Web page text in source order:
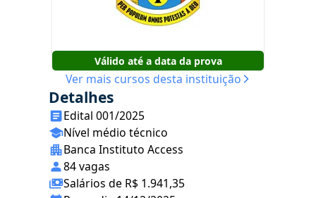
Válido até a data da prova
Ver mais cursos desta instituição
Detalhes
Edital 001/2025
Nível médio técnico
Banca Instituto Access
84 vagas
Salários de R$ 1.941,35